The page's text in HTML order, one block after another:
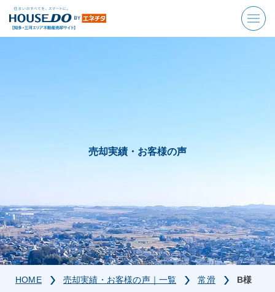
売却実績・お客様の声
HOME 売却実績・お客様の声｜一覧 常滑 B様